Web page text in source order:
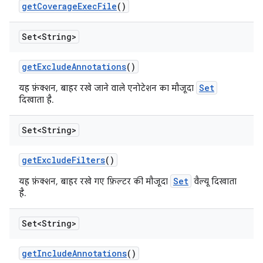
getCoverageExecFile()
Set<String>
getExcludeAnnotations()
यह फ़ंक्शन, बाहर रखे जाने वाले एनोटेशन का मौजूदा Set
दिखाता है.
Set<String>
getExcludeFilters()
यह फ़ंक्शन, बाहर रखे गए फ़िल्टर की मौजूदा Set वैल्यू दिखाता
है.
Set<String>
getIncludeAnnotations()